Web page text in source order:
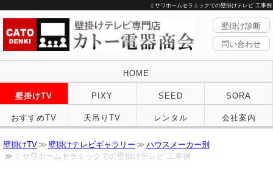
ミサワホームセラミックでの壁掛けテレビ 工事例
壁掛け診断
問い合わせ
HOME
壁掛けTV PIXY SEED SORA
おすすめTV 天吊りTV レンタル 会社案内
壁掛けTV 壁掛けテレビギャラリー
ハウスメーカー別
ミサワホームセラミックでの壁掛けテレビ 工事例